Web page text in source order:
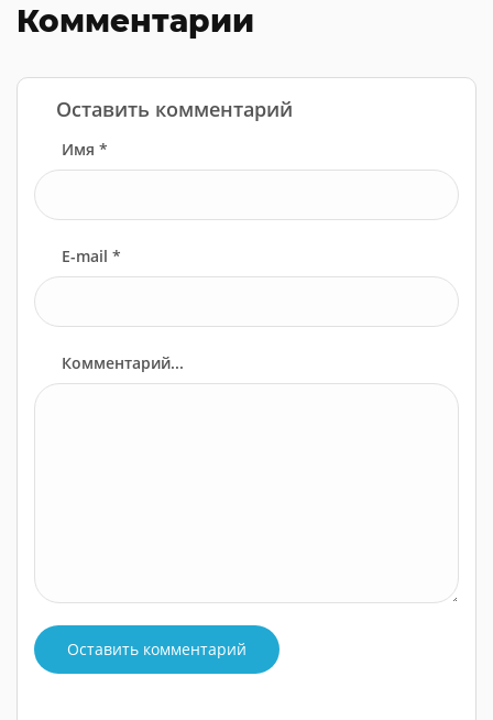
Комментарии
Оставить комментарий
Имя *
E-mail *
Комментарий...
Оставить комментарий